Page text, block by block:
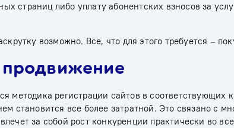
страниц либо уплату абонентских взносов за
возможно. Все, что для этого требуется –
продвижение
методика регистрации сайтов в соответствующих
становится все более затратной. Это связано с
за собой рост конкуренции практически во